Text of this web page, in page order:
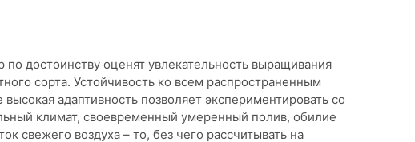
по достоинству оценят увлекательность выращивания
сорта. Устойчивость ко всем распространенным
адаптивность позволяет экспериментировать со
климат, своевременный умеренный полив, обилие
свежего воздуха – то, без чего рассчитывать на